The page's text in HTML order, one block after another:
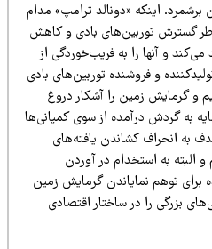
اینکه «دونالد ترامپ» مدام
توربین‌های بادی و کاهش
را به فریب‌خوردگی از
و فروشنده توربین‌های بادی
زمین را آشکار دروغ
گردش درآمده از سوی کمپانی‌ها
انحراف کشاندن یافته‌های
به استخدام در آوردن
توهم نمایاندن گرمایش زمین
را در ساختار اقتصادی